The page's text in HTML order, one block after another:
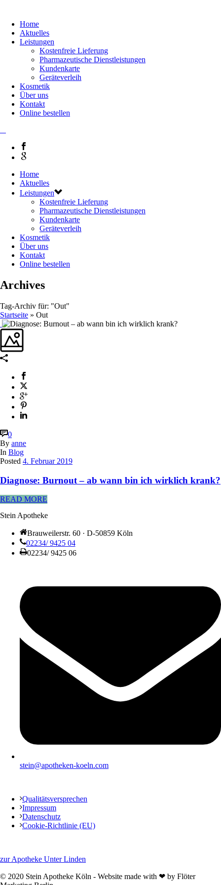
Home
Aktuelles
Leistungen
Kostenfreie Lieferung
Pharmazeutische Dienstleistungen
Kundenkarte
Geräteverleih
Kosmetik
Über uns
Kontakt
Online bestellen
Home
Aktuelles
Leistungen
Kostenfreie Lieferung
Pharmazeutische Dienstleistungen
Kundenkarte
Geräteverleih
Kosmetik
Über uns
Kontakt
Online bestellen
Archives
Tag-Archiv für: "Out"
Startseite » Out
0
By anne
In Blog
Posted 4. Februar 2019
Diagnose: Burnout – ab wann bin ich wirklich krank?
READ MORE
Stein Apotheke
Brauweilerstr. 60 · D-50859 Köln
02234/ 9425 04
02234/ 9425 06
stein@apotheken-koeln.com
Qualitätsversprechen
Impressum
Datenschutz
Cookie-Richtlinie (EU)
zur Apotheke Unter Linden
© 2020 Stein Apotheke Köln - Website made with ❤ by Flöter